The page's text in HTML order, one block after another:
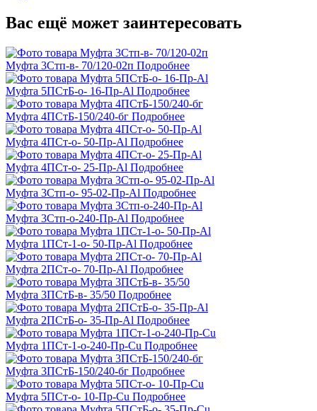
Вас ещё может заинтересовать
Муфта 3Стп-в- 70/120-02п Подробнее
Муфта 5ПСтБ-о- 16-Пр-Al Подробнее
Муфта 4ПСтБ-150/240-бг Подробнее
Муфта 4ПСт-о- 50-Пр-Al Подробнее
Муфта 4ПСт-о- 25-Пр-Al Подробнее
Муфта 3Стп-о- 95-02-Пр-Al Подробнее
Муфта 3Стп-о-240-Пр-Al Подробнее
Муфта 1ПСт-1-о- 50-Пр-Al Подробнее
Муфта 2ПСт-о- 70-Пр-Al Подробнее
Муфта 3ПСтБ-в- 35/50 Подробнее
Муфта 2ПСтБ-о- 35-Пр-Al Подробнее
Муфта 1ПСт-1-о-240-Пр-Cu Подробнее
Муфта 3ПСтБ-150/240-бг Подробнее
Муфта 5ПСт-о- 10-Пр-Cu Подробнее